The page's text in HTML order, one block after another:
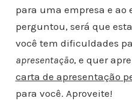
para uma empresa e
perguntou, será que
você tem dificuldades
apresentação, e quer
carta de apresentação
para você. Aproveite!